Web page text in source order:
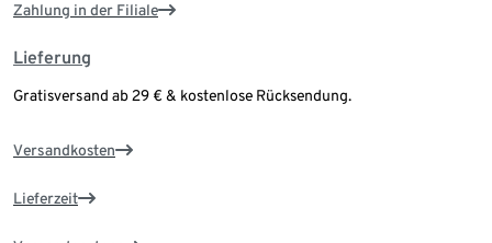
Zahlung in der Filiale
Lieferung
Gratisversand ab 29 € & kostenlose Rücksendung.
Versandkosten
Lieferzeit